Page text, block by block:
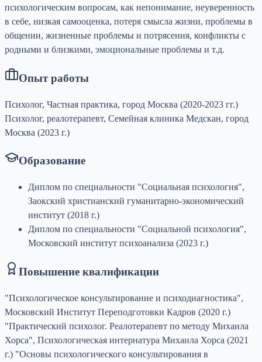
психологическим вопросам, как непонимание, неуверенность
в себе, низкая самооценка, потеря смысла жизни, проблемы в
общении, жизненные проблемы и потрясения, конфликты с
родными и близкими, эмоциональные проблемы и т.д.
Опыт работы
Психолог, Частная практика, город Москва (2020-2023 гг.)
Психолог, реалотерапевт, Семейная клиника Медскан, город
Москва (2023 г.)
Образование
Диплом по специальности "Социальная психология",
Заокский христианский гуманитарно-экономический
институт (2018 г.)
Диплом по специальности "Социальной психология",
Московский институт психоанализа (2023 г.)
Повышение квалификации
"Психологическое консультирование и психодиагностика",
Московский Институт Переподготовки Кадров (2020 г.)
"Практический психолог. Реалотерапевт по методу Михаила
Хорса", Психологическая интернатура Михаила Хорса (2021
г.) "Основы психологического консультирования в